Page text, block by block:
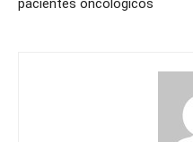
pacientes oncológicos